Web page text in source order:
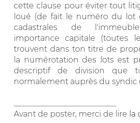
cette clause pour éviter tout
loué (de fait le numéro du lot
cadastrales de
importance capitale (toutes
trouvent dans ton titre de
la numérotation des lots est
descriptif de division que
normalement auprès du syndic
Avant de poster, merci de lire la